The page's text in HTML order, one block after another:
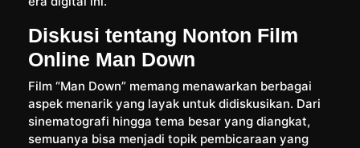
Diskusi tentang Nonton Film
Online Man Down
Film “Man Down” memang menawarkan berbagai
aspek menarik yang layak untuk didiskusikan. Dari
sinematografi hingga tema besar yang diangkat,
semuanya bisa menjadi topik pembicaraan yang